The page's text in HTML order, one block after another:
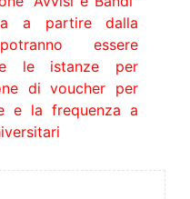
a partire dalla
essere
le istanze per
di voucher per
e la frequenza a